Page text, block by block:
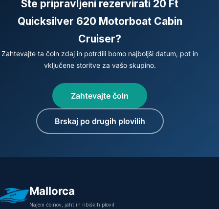
Ste pripravljeni rezervirati 20 Ft
Quicksilver 620 Motorboat Cabin
Cruiser?
Zahtevajte ta čoln zdaj in potrdili bomo najboljši datum, pot in
vključene storitve za vašo skupino.
Zahtevajte čoln
Brskaj po drugih plovilih
Mallorca
Najem čolnov, jaht in ribiških plovil